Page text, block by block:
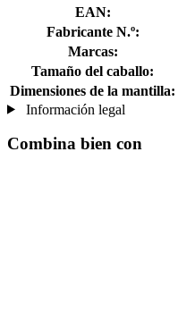
EAN:
Fabricante N.º:
Marcas:
Tamaño del caballo:
Dimensiones de la mantilla:
Información legal
Combina bien con